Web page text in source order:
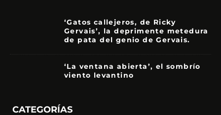
‘Gatos callejeros, de Ricky
Gervais’, la deprimente metedura
de pata del genio de Gervais.
‘La ventana abierta’, el sombrío
viento levantino
CATEGORÍAS